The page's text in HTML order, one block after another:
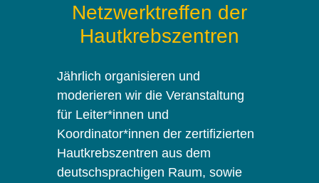
Netzwerktreffen der
Hautkrebszentren
Jährlich organisieren und
moderieren wir die Veranstaltung
für Leiter*innen und
Koordinator*innen der zertifizierten
Hautkrebszentren aus dem
deutschsprachigen Raum, sowie